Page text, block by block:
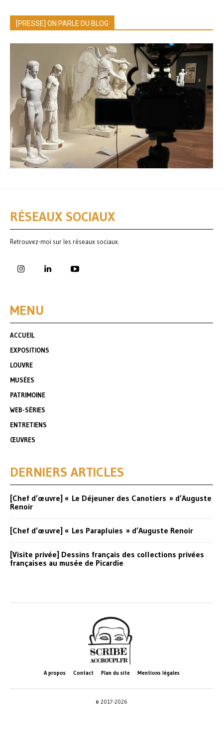
[PRESSE] ON PARLE DU BLOG
RÉSEAUX SOCIAUX
Retrouvez-moi sur les réseaux sociaux.
MENU
ACCUEIL
EXPOSITIONS
LOUVRE
MUSÉES
PATRIMOINE
WEB-SÉRIES
ENTRETIENS
ŒUVRES
DERNIERS ARTICLES
[Chef d’œuvre] « Le Déjeuner des Canotiers » d’Auguste
Renoir
[Chef d’œuvre] « Les Parapluies » d’Auguste Renoir
[Visite privée] Dessins français des collections privées
françaises au musée de Picardie
A propos Contact Plan du site Mentions légales
© 2017-2026